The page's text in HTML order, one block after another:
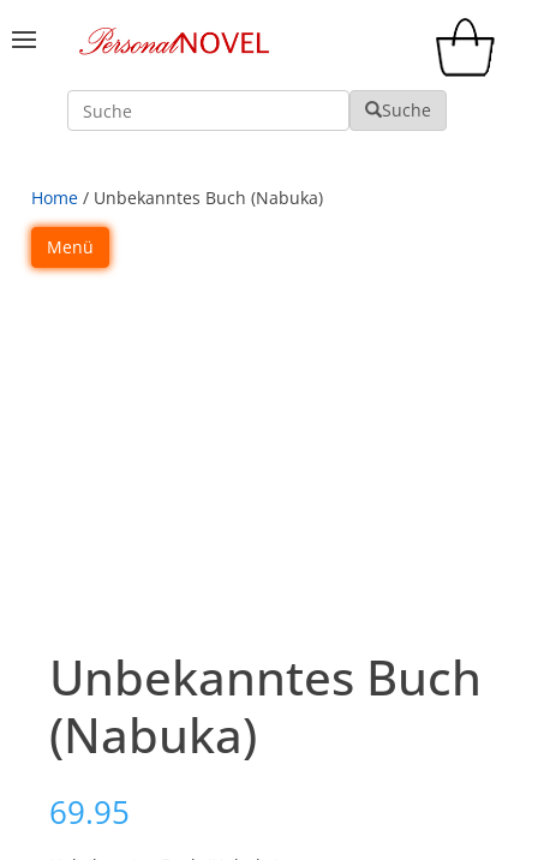
Suche Suche
Home / Unbekanntes Buch (Nabuka)
Menü
Unbekanntes Buch
(Nabuka)
69.95